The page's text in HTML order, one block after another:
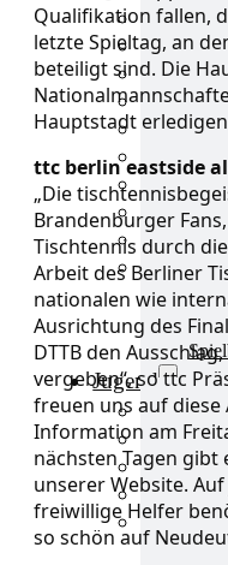
LRL
TTT
mini-
Jugend
Qualifikation fallen,
letzte Spieltag, an
beteiligt sind. Die
Hauptstadt
ttc berlin eastside
„Die
Brandenburger
Tischtennis durch
Arbeit des Berliner
nationalen wie
Ausrichtung des
DTTB den
vergeben“, so ttc
freuen uns auf diese
Information am
nächsten Tagen
unserer Website.
freiwillige Helfer
so schön auf